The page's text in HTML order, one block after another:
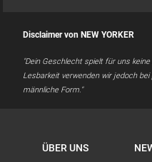
Disclaimer von NEW YORKER
"Dein Geschlecht spielt für uns
Lesbarkeit verwenden wir jedoch
männliche Form."
ÜBER UNS